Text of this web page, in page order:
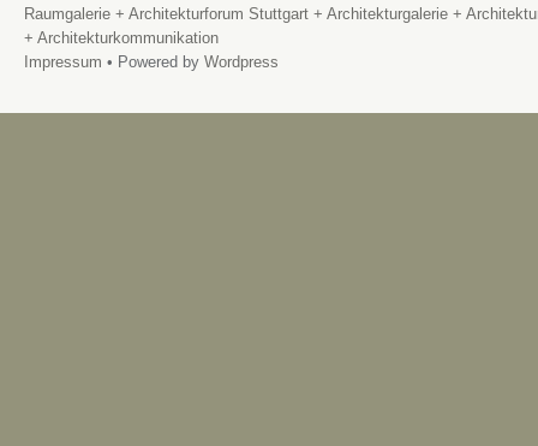
Raumgalerie + Architekturforum Stuttgart + Architekturgalerie +
+ Architekturkommunikation
Impressum • Powered by Wordpress